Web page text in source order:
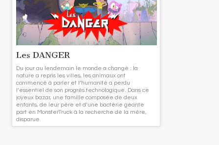
Les DANGER
Du jour au lendemain le monde a changé : la
nature a repris les villes, les animaux ont
commencé à parler et l’humanité a perdu
l’essentiel de son progrès technologique. Dans ce
joyeux bazar, une famille composée de deux
enfants, de leur père et d’une bactérie géante
part en MonsterTruck à la recherche de la mère,
disparue.